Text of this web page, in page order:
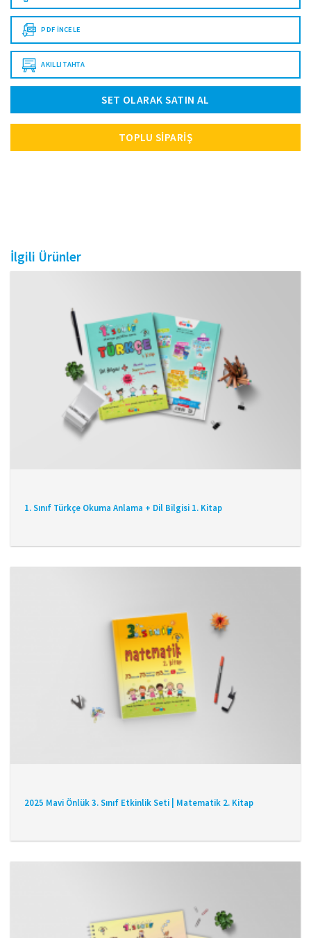
PDF İNCELE
AKILLI TAHTA
SET OLARAK SATIN AL
TOPLU SIPARIŞ
İlgili Ürünler
1. Sınıf Türkçe Okuma Anlama + Dil Bilgisi 1. Kitap
2025 Mavi Önlük 3. Sınıf Etkinlik Seti | Matematik 2. Kitap